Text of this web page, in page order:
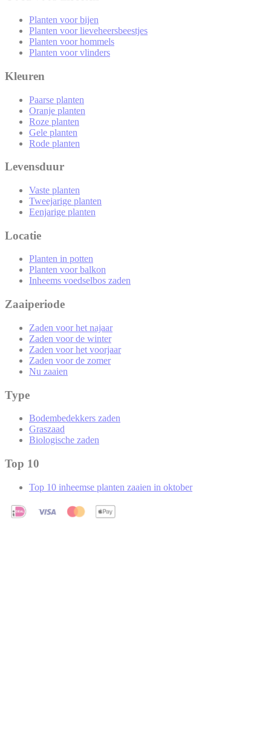
Planten voor bijen
Planten voor lieveheersbeestjes
Planten voor hommels
Planten voor vlinders
Kleuren
Paarse planten
Oranje planten
Roze planten
Gele planten
Rode planten
Levensduur
Vaste planten
Tweejarige planten
Eenjarige planten
Locatie
Planten in potten
Planten voor balkon
Inheems voedselbos zaden
Zaaiperiode
Zaden voor het najaar
Zaden voor de winter
Zaden voor het voorjaar
Zaden voor de zomer
Nu zaaien
Type
Bodembedekkers zaden
Graszaad
Biologische zaden
Top 10
Top 10 inheemse planten zaaien in oktober